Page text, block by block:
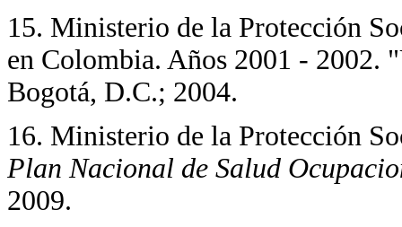
15. Ministerio de la Protección
en Colombia. Años 2001 - 2002.
Bogotá, D.C.; 2004.
16. Ministerio de la Protección
Plan Nacional de Salud
2009.